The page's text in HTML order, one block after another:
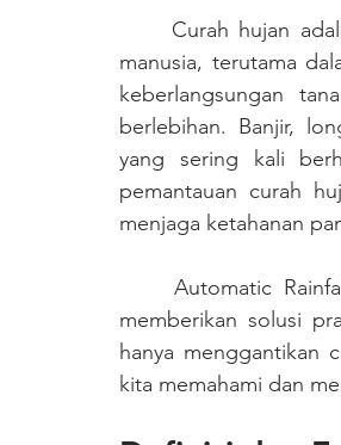
manusia, terutama
keberlangsungan
berlebihan. Banjir,
yang sering kali
pemantauan curah
menjaga ketahanan
memberikan solusi
hanya menggantikan
kita memahami dan